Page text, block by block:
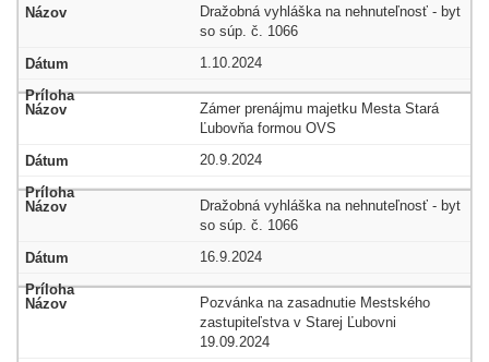
Dražobná vyhláška na nehnuteľnosť - byt
so súp. č. 1066
1.10.2024
Zámer prenájmu majetku Mesta Stará
Ľubovňa formou OVS
20.9.2024
Dražobná vyhláška na nehnuteľnosť - byt
so súp. č. 1066
16.9.2024
Pozvánka na zasadnutie Mestského
zastupiteľstva v Starej Ľubovni
19.09.2024